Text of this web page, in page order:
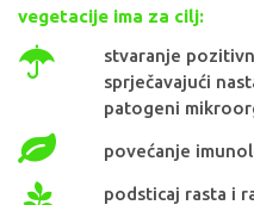
vegetacije ima za cilj:
stvaranje
sprječavajući
patogeni
povećanje
podsticaj rasta i